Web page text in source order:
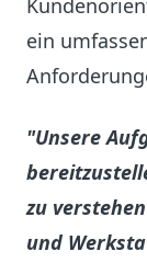
ein
"Unsere
zu
und